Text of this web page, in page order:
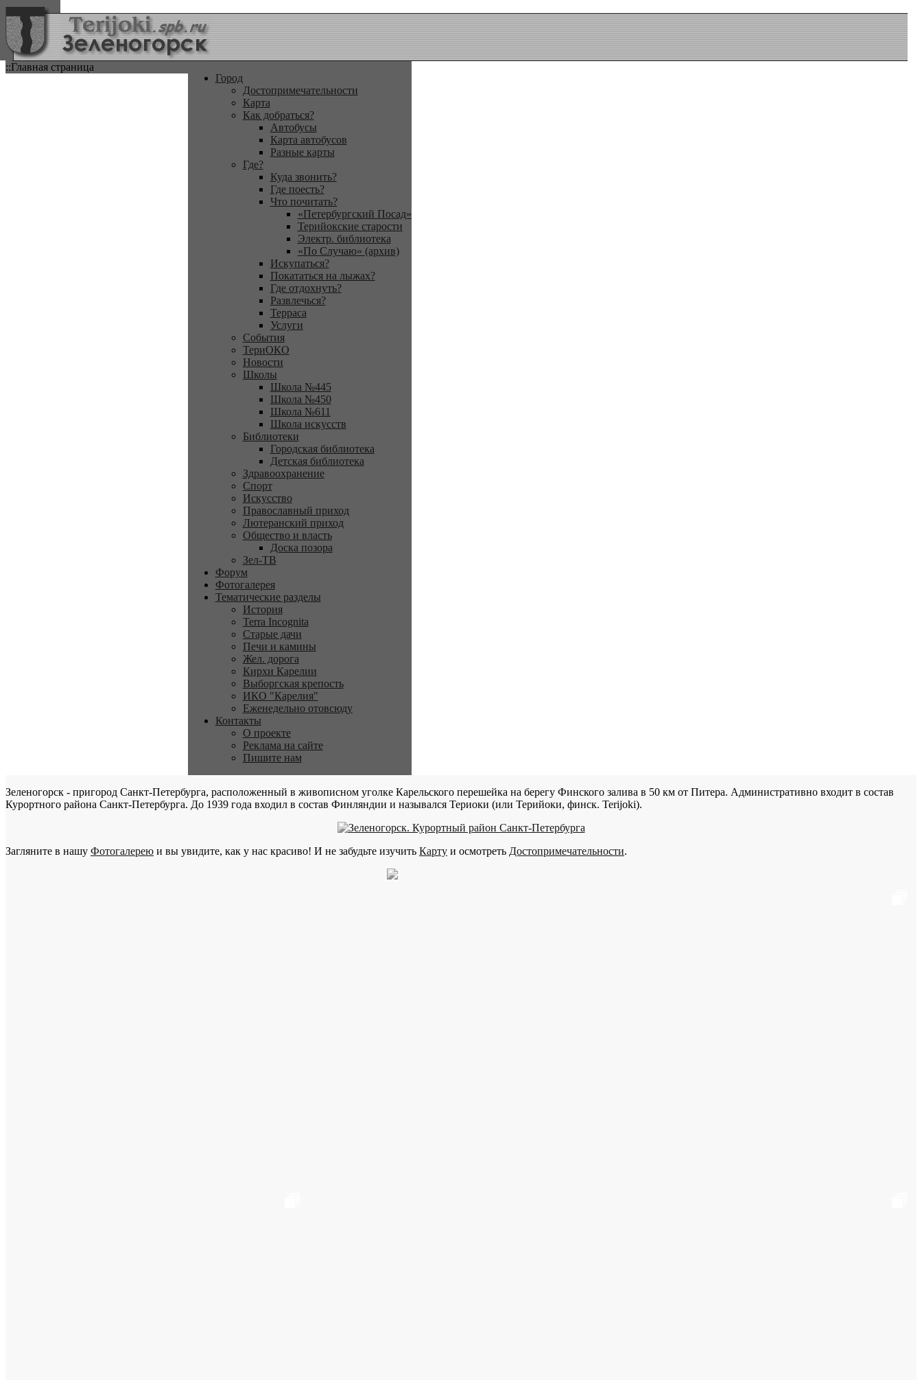
::Главная страница
Город
Достопримечательности
Карта
Как добраться?
Автобусы
Карта автобусов
Разные карты
Где?
Куда звонить?
Где поесть?
Что почитать?
«Петербургский Посад»
Терийокские старости
Электр. библиотека
«По Случаю» (архив)
Искупаться?
Покататься на лыжах?
Где отдохнуть?
Развлечься?
Терраса
Услуги
События
ТериОКО
Новости
Школы
Школа №445
Школа №450
Школа №611
Школа искусств
Библиотеки
Городская библиотека
Детская библиотека
Здравоохранение
Спорт
Искусство
Православный приход
Лютеранский приход
Общество и власть
Доска позора
Зел-ТВ
Форум
Фотогалерея
Тематические разделы
История
Terra Incognita
Старые дачи
Печи и камины
Жел. дорога
Кирхи Карелии
Выборгская крепость
ИКО "Карелия"
Еженедельно отовсюду
Контакты
О проекте
Реклама на сайте
Пишите нам
Зеленогорск - пригород Санкт-Петербурга, расположенный в живописном уголке Карельского перешейка на берегу Финского залива в 50 км от Питера. Административно входит в состав
Курортного района Санкт-Петербурга. До 1939 года входил в состав Финляндии и назывался Териоки (или Терийоки, финск. Terijoki).
Загляните в нашу Фотогалерею и вы увидите, как у нас красиво! И не забудьте изучить Карту и осмотреть Достопримечательности.